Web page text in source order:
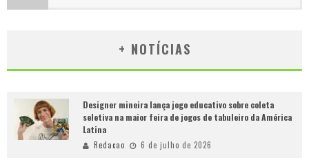
+ NOTÍCIAS
Designer mineira lança jogo educativo sobre coleta
seletiva na maior feira de jogos de tabuleiro da América
Latina
Redacao 6 de julho de 2026